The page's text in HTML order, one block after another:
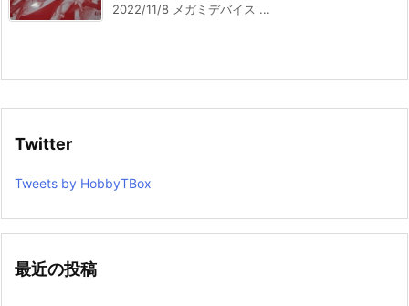
2022/11/8 メガミデバイス ...
Twitter
Tweets by HobbyTBox
最近の投稿